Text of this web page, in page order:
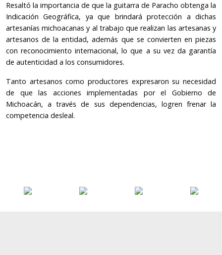
Resaltó la importancia de que la guitarra de Paracho obtenga la
Indicación Geográfica, ya que brindará protección a dichas
artesanías michoacanas y al trabajo que realizan las artesanas y
artesanos de la entidad, además que se convierten en piezas
con reconocimiento internacional, lo que a su vez da garantía
de autenticidad a los consumidores.
Tanto artesanos como productores expresaron su necesidad
de que las acciones implementadas por el Gobierno de
Michoacán, a través de sus dependencias, logren frenar la
competencia desleal.